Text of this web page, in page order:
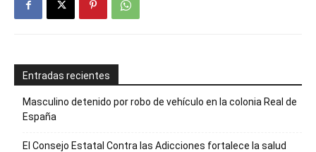
Entradas recientes
Masculino detenido por robo de vehículo en la colonia Real de
España
El Consejo Estatal Contra las Adicciones fortalece la salud